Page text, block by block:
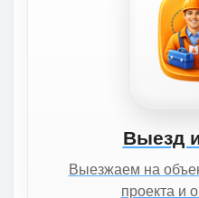
Выезд
Выезжаем на
проекта и